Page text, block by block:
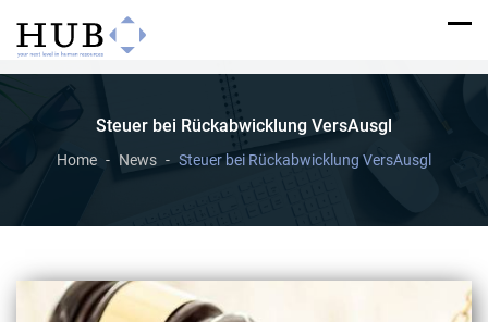
Steuer bei Rückabwicklung VersAusgl
Home News Steuer bei Rückabwicklung VersAusgl